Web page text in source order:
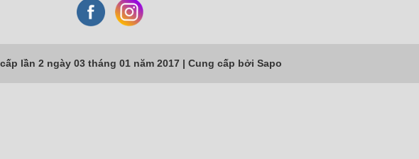
lần 2 ngày 03 tháng 01 năm 2017 | Cung cấp bởi Sapo